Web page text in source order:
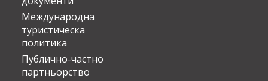
Международна
туристическа
политика
Публично-частно
партньорство